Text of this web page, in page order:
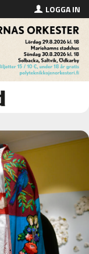
LOGGA IN